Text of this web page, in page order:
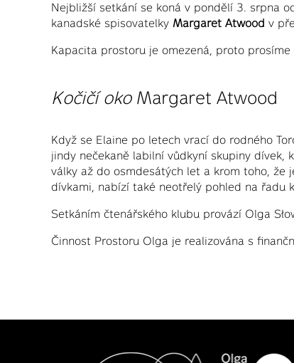
Nejbližší setkání se koná v pondělí 3. srpna
kanadské spisovatelky Margaret Atwood v
Kapacita prostoru je omezená, proto
Kočičí okoMargaret Atwood
Když se Elaine po letech vrací do rodného
jindy nečekaně labilní vůdkyní skupiny dívek,
války až do osmdesátých let a krom toho,
dívkami, nabízí také neotřelý pohled na řadu
Setkáním čtenářského klubu provází Olga
Činnost Prostoru Olga je realizována s